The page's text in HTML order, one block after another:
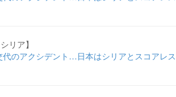
リア】
のアクシデント…日本はシリアとスコアレス